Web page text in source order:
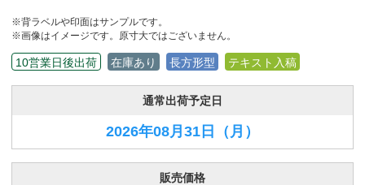
※背ラベルや印面はサンプルです。
※画像はイメージです。原寸大ではございません。
10営業日後出荷 在庫あり 長方形型 テキスト入稿
通常出荷予定日
2026年08月31日 （月）
販売価格